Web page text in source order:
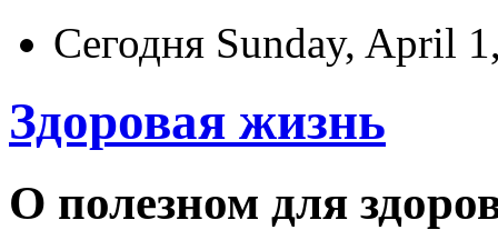
Сегодня Sunday, April
Здоровая жизнь
О полезном для